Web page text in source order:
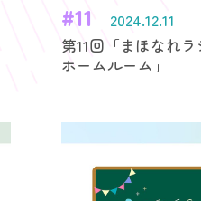
#11
2024.12.11
第11回「まほなれ
ホームルーム」